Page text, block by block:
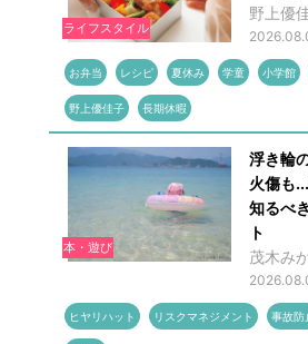
ライフスタイル
野上優
お弁当 レシピ 夏休み 学童 小学館
野上優佳子 長期休暇
本・遊び
浮き輪
火傷も
知るべ
ト
茂木み
ヒヤリハット リスクマネジメント 事故防